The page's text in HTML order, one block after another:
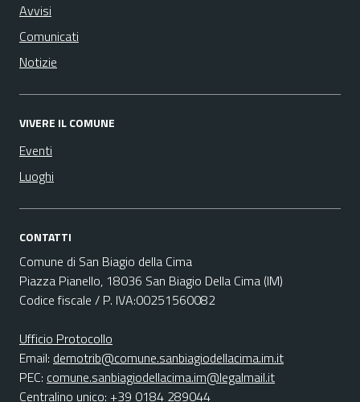
Avvisi
Comunicati
Notizie
VIVERE IL COMUNE
Eventi
Luoghi
CONTATTI
Comune di San Biagio della Cima
Piazza Pianello, 18036 San Biagio Della Cima (IM)
Codice fiscale / P. IVA:00251560082
Ufficio Protocollo
Email: demotrib@comune.sanbiagiodellacima.im.it
PEC: comune.sanbiagiodellacima.im@legalmail.it
Centralino unico: +39 0184 289044